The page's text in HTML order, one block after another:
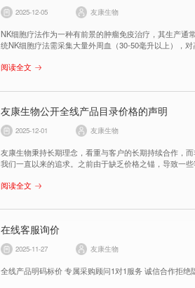
2025-12-05 友康生物
NK细胞疗法作为一种有前景的肿瘤免疫治疗，其生产
统NK细胞疗法需采集大量外周血（30-50毫升以上），
理，有效提升了治疗安全性与接受度，使更多脆弱患者能
阅读全文
友康生物公开全线产品目录价格的声明
2025-12-01 友康生物
友康生物秉持长期理念，看重与客户的长期持续合作，
我们一直以来的追求。之前由于缺乏价格之锚，导致一
阅读全文
在线客服询价
2025-11-27 友康生物